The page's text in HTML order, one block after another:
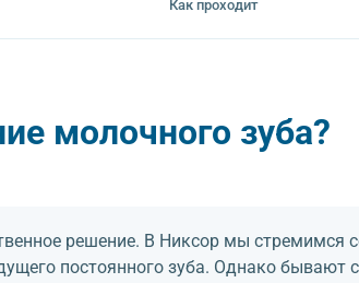
Как проходит
молочного зуба?
решение. В Никсор мы
постоянного зуба. Однако бывают